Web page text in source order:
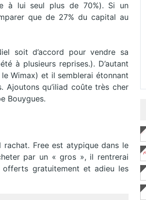
à lui seul plus de 70%). Si un
que de 27% du capital au
soit d’accord pour vendre sa
à plusieurs reprises.). D’autant
Wimax) et il semblerai étonnant
qu’iliad coûte très cher
Bouygues.
rachat. Free est atypique dans le
par un « gros », il rentrerai
offerts gratuitement et adieu les